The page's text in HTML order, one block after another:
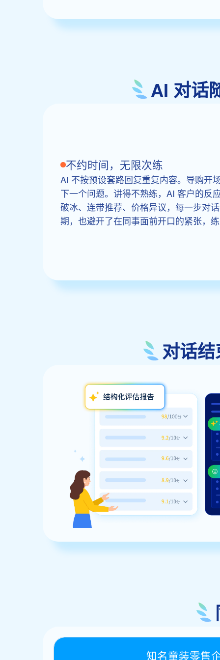
AI 对话
不约时间，无限次练
AI 不按预设套路回复重复内容。导购开
下一个问题。讲得不熟练，AI 客户的反
破冰、连带推荐、价格异议，每一步对
期，也避开了在同事面前开口的紧张，
对话
知名童装零售